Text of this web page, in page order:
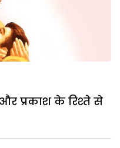
प्रकाश के रिश्ते से